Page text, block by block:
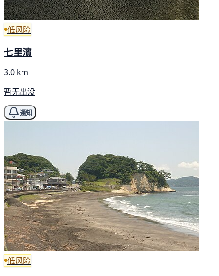
低风险
七里濱
3.0 km
暂无出没
通知
低风险